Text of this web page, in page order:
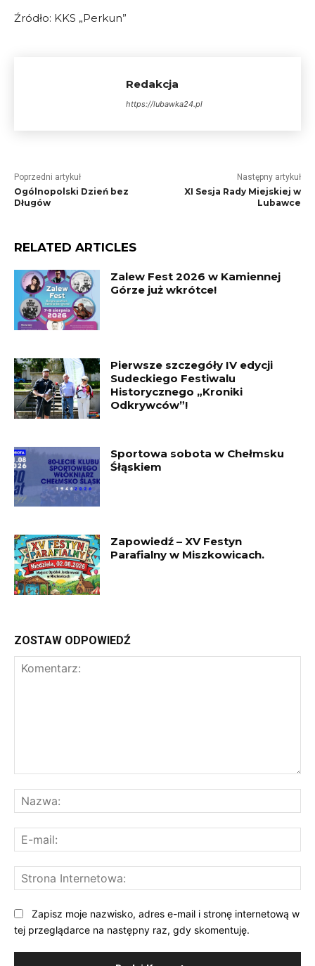
Źródło: KKS „Perkun”
Redakcja
https://lubawka24.pl
Poprzedni artykuł
Ogólnopolski Dzień bez
Długów
Następny artykuł
XI Sesja Rady Miejskiej w
Lubawce
RELATED ARTICLES
Zalew Fest 2026 w Kamiennej
Górze już wkrótce!
Pierwsze szczegóły IV edycji
Sudeckiego Festiwalu
Historycznego „Kroniki
Odkrywców”!
Sportowa sobota w Chełmsku
Śłąskiem
Zapowiedź – XV Festyn
Parafialny w Miszkowicach.
ZOSTAW ODPOWIEDŹ
Zapisz moje nazwisko, adres e-mail i stronę internetową w
tej przeglądarce na następny raz, gdy skomentuję.